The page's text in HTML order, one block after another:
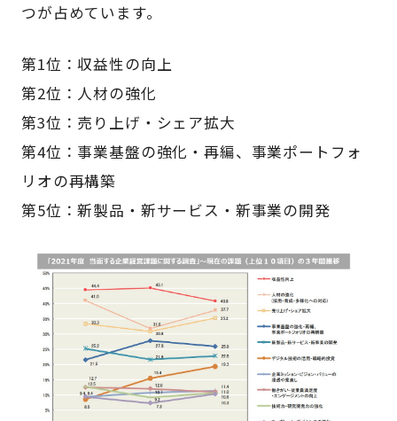
つが占めています。
第1位：収益性の向上
第2位：人材の強化
第3位：売り上げ・シェア拡大
第4位：事業基盤の強化・再編、事業ポートフォ
リオの再構築
第5位：新製品・新サービス・新事業の開発